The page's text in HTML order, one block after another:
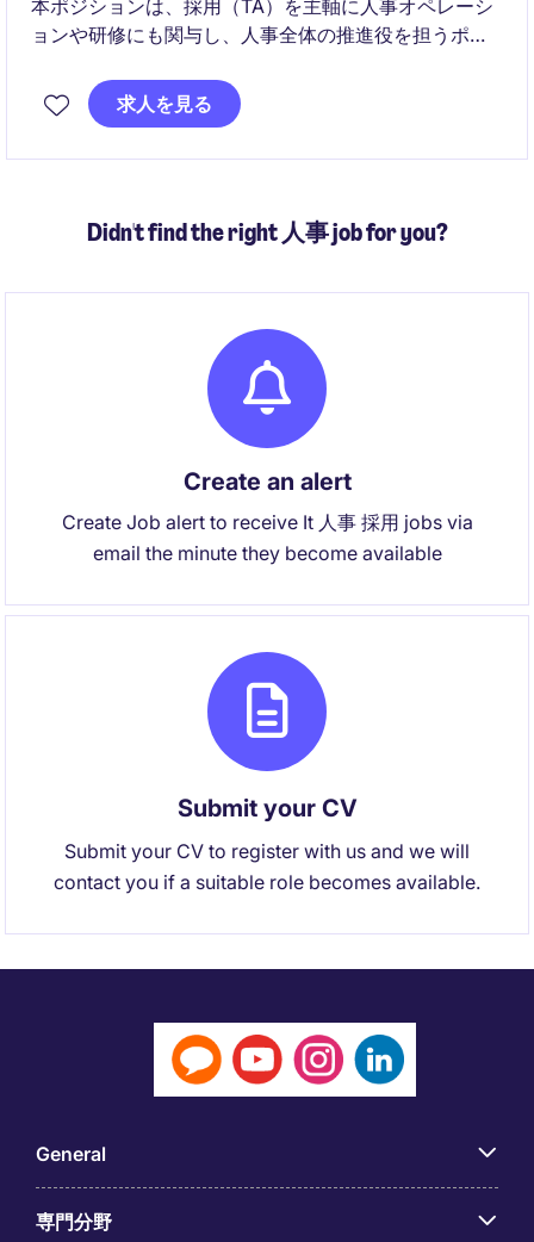
本ポジションは、採用（TA）を主軸に人事オペレーシ
ョンや研修にも関与し、人事全体の推進役を担うポジ
模採用・イベント・人材開発をリードしていただきま
す。
求人を見る
Didn't find the right 人事 job for you?
Create an alert
Create Job alert to receive It 人事 採用 jobs via
email the minute they become available
Submit your CV
Submit your CV to register with us and we will
contact you if a suitable role becomes available.
General
専門分野